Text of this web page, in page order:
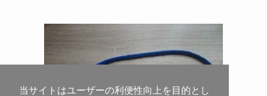
当サイトはユーザーの利便性向上を目的とし